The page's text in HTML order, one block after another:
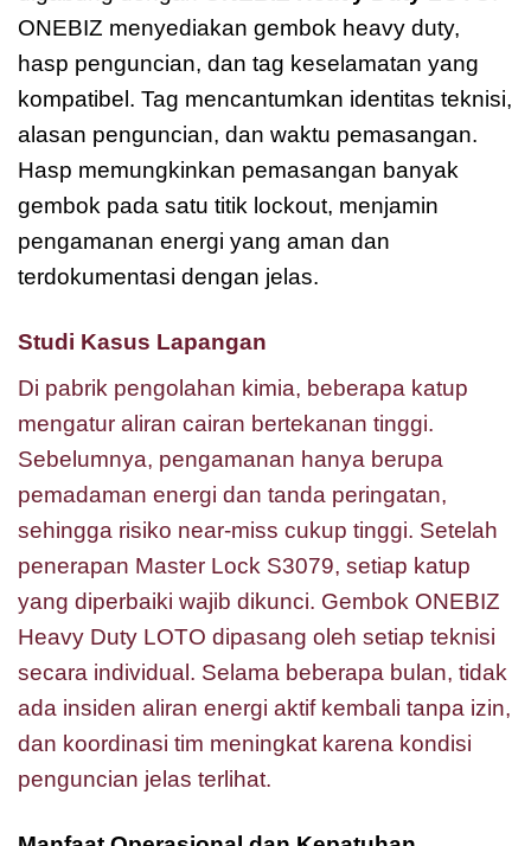
ONEBIZ menyediakan gembok heavy duty,
hasp penguncian, dan tag keselamatan yang
kompatibel. Tag mencantumkan identitas teknisi,
alasan penguncian, dan waktu pemasangan.
Hasp memungkinkan pemasangan banyak
gembok pada satu titik lockout, menjamin
pengamanan energi yang aman dan
terdokumentasi dengan jelas.
Studi Kasus Lapangan
Di pabrik pengolahan kimia, beberapa katup
mengatur aliran cairan bertekanan tinggi.
Sebelumnya, pengamanan hanya berupa
pemadaman energi dan tanda peringatan,
sehingga risiko near-miss cukup tinggi. Setelah
penerapan Master Lock S3079, setiap katup
yang diperbaiki wajib dikunci. Gembok ONEBIZ
Heavy Duty LOTO dipasang oleh setiap teknisi
secara individual. Selama beberapa bulan, tidak
ada insiden aliran energi aktif kembali tanpa izin,
dan koordinasi tim meningkat karena kondisi
penguncian jelas terlihat.